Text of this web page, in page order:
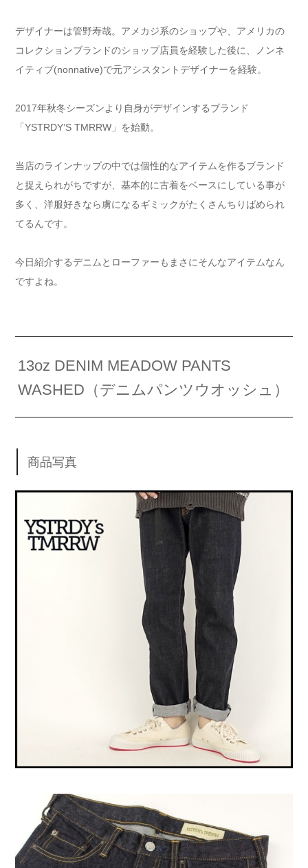
デザイナーは管野寿哉。アメカジ系のショップや、アメリカの
コレクションブランドのショップ店員を経験した後に、ノンネ
イティブ(nonnative)で元アシスタントデザイナーを経験。
2017年秋冬シーズンより自身がデザインするブランド
「YSTRDY’S TMRRW」を始動。
当店のラインナップの中では個性的なアイテムを作るブランド
と捉えられがちですが、基本的に古着をベースにしている事が
多く、洋服好きなら虜になるギミックがたくさんちりばめられ
てるんです。
今日紹介するデニムとローファーもまさにそんなアイテムなん
ですよね。
13oz DENIM MEADOW PANTS
WASHED（デニムパンツウオッシュ）
商品写真